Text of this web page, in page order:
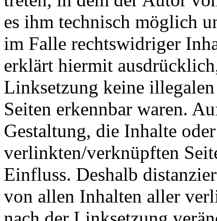
es ihm technisch möglich
im Falle rechtswidriger
erklärt hiermit
Linksetzung keine
Seiten erkennbar waren.
Gestaltung, die Inhalte
verlinkten/verknüpften
Einfluss. Deshalb
von allen Inhalten aller